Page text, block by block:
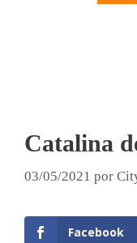
Catalina
03/05/2021 por
Facebook